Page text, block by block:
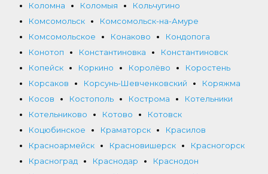
Коломна
Коломыя
Кольчугино
Комсомольск
Комсомольск-на-Амуре
Комсомольское
Конаково
Кондопога
Конотоп
Константиновка
Константиновск
Копейск
Коркино Королёво
Коростень
Корсаков
Корсунь-Шевченковский
Коряжма
Косов
Костополь Кострома
Котельники
Котельниково
Котово
Котовск
Коцюбинское
Краматорск
Красилов
Красноармейск
Красновишерск
Красногорск
Красноград
Краснодар
Краснодон